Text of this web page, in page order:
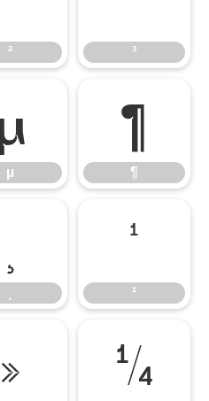
² ³
µ
¶
¶
¹
¹
» ¼